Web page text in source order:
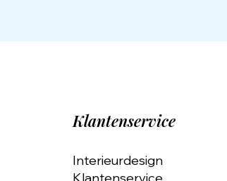
Klantenservice
Interieurdesign